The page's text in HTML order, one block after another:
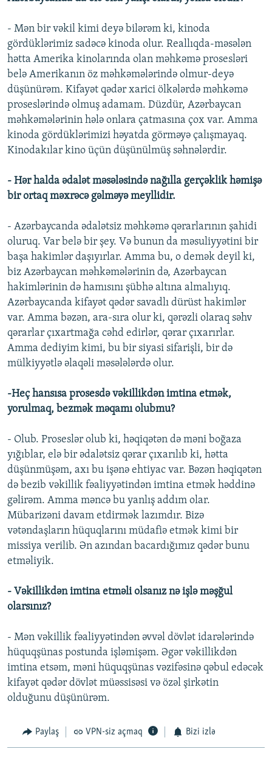
- Mən bir vəkil kimi deyə bilərəm ki, kinoda
gördüklərimiz sadəcə kinoda olur. Reallıqda-məsələn
hətta Amerika kinolarında olan məhkəmə prosesləri
belə Amerikanın öz məhkəmələrində olmur-deyə
düşünürəm. Kifayət qədər xarici ölkələrdə məhkəmə
proseslərində olmuş adamam. Düzdür, Azərbaycan
məhkəmələrinin hələ onlara çatmasına çox var. Amma
kinoda gördüklərimizi həyatda görməyə çalışmayaq.
Kinodakılar kino üçün düşünülmüş səhnələrdir.
- Hər halda ədalət məsələsində nağılla gerçəklik həmişə
bir ortaq məxrəcə gəlməyə meyllidir.
- Azərbaycanda ədalətsiz məhkəmə qərarlarının şahidi
oluruq. Var belə bir şey. Və bunun da məsuliyyətini bir
başa hakimlər daşıyırlar. Amma bu, o demək deyil ki,
biz Azərbaycan məhkəmələrinin də, Azərbaycan
hakimlərinin də hamısını şübhə altına almalıyıq.
Azərbaycanda kifayət qədər savadlı dürüst hakimlər
var. Amma bəzən, ara-sıra olur ki, qərəzli olaraq səhv
qərarlar çıxartmağa cəhd edirlər, qərar çıxarırlar.
Amma dediyim kimi, bu bir siyasi sifarişli, bir də
mülkiyyətlə əlaqəli məsələlərdə olur.
-Heç hansısa prosesdə vəkillikdən imtina etmək,
yorulmaq, bezmək məqamı olubmu?
- Olub. Proseslər olub ki, həqiqətən də məni boğaza
yığıblar, elə bir ədalətsiz qərar çıxarılıb ki, hətta
düşünmüşəm, axı bu işənə ehtiyac var. Bəzən həqiqətən
də bezib vəkillik fəaliyyətindən imtina etmək həddinə
gəlirəm. Amma məncə bu yanlış addım olar.
Mübarizəni davam etdirmək lazımdır. Bizə
vətəndaşların hüquqlarını müdafiə etmək kimi bir
missiya verilib. Ən azından bacardığımız qədər bunu
etməliyik.
- Vəkillikdən imtina etməli olsanız nə işlə məşğul
olarsınız?
- Mən vəkillik fəaliyyətindən əvvəl dövlət idarələrində
hüquqşünas postunda işləmişəm. Əgər vəkillikdən
imtina etsəm, məni hüquqşünas vəzifəsinə qəbul edəcək
kifayət qədər dövlət müəssisəsi və özəl şirkətin
olduğunu düşünürəm.
Paylaş VPN-siz açmaq Bizi izlə